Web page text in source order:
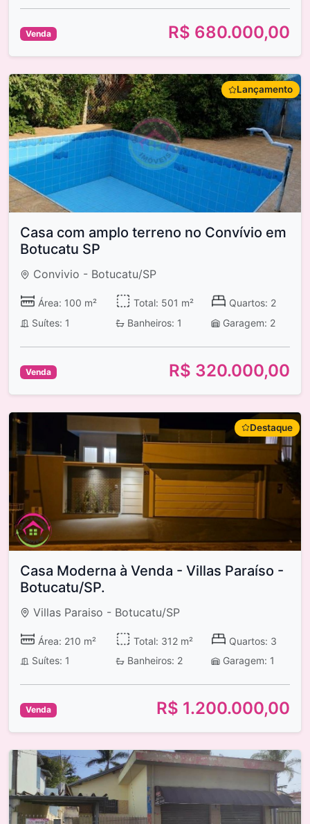
Venda R$ 680.000,00
Lançamento
Casa com amplo terreno no Convívio em
Botucatu SP
Convivio - Botucatu/SP
Área: 100 m² Total: 501 m²
Quartos: 2
Suítes: 1
Banheiros: 1 Garagem: 2
Venda R$ 320.000,00
Destaque
Casa Moderna à Venda - Villas Paraíso -
Botucatu/SP.
Villas Paraiso - Botucatu/SP
Área: 210 m² Total: 312 m²
Quartos: 3
Suítes: 1
Banheiros: 2 Garagem: 1
Venda R$ 1.200.000,00